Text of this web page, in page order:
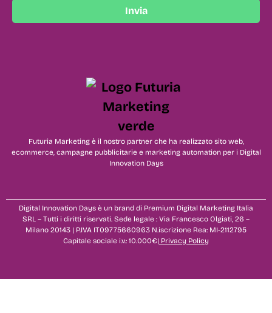
Invia
Futuria Marketing è il nostro partner che ha realizzato sito web,
ecommerce, campagne pubblicitarie e marketing automation per i Digital
Innovation Days
Digital Innovation Days è un brand di Premium Digital Marketing Italia
SRL – Tutti i diritti riservati. Sede legale : Via Francesco Olgiati, 26 –
Milano 20143 | P.IVA IT09775660963 N.iscrizione Rea: MI-2112795
Capitale sociale i.v.: 10.000€| Privacy Policy